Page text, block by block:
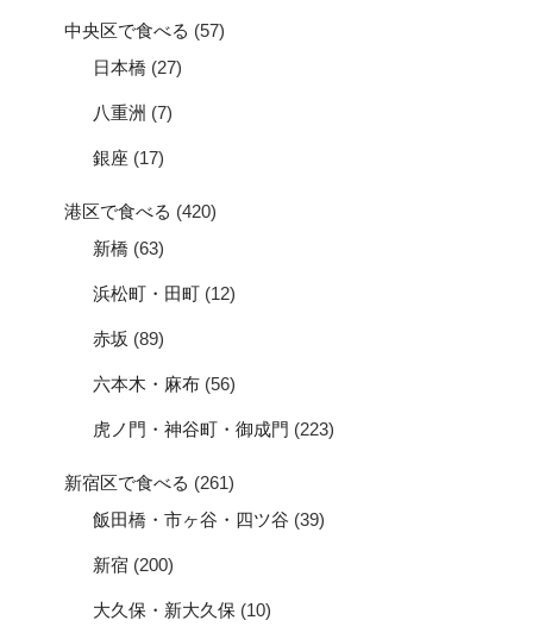
中央区で食べる (57)
日本橋 (27)
八重洲 (7)
銀座 (17)
港区で食べる (420)
新橋 (63)
浜松町・田町 (12)
赤坂 (89)
六本木・麻布 (56)
虎ノ門・神谷町・御成門 (223)
新宿区で食べる (261)
飯田橋・市ヶ谷・四ツ谷 (39)
新宿 (200)
大久保・新大久保 (10)